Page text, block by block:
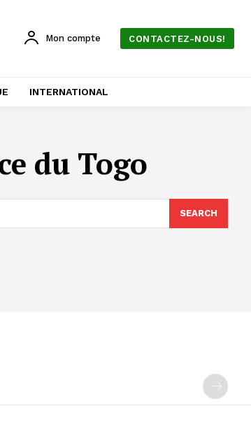
Mon compte CONTACTEZ-NOUS!
INTERNATIONAL
du Togo
SEARCH